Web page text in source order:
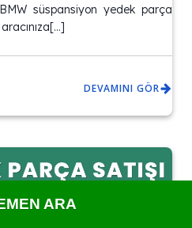
süspansiyon yedek parça
DEVAMINI GÖR
ARA